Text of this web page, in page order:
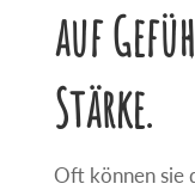
auf
Stärke.
Oft können sie